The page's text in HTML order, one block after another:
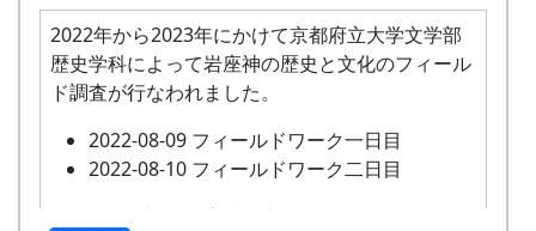
応募
棚田保全に関心のある方はどなたでも
応募できます
イベントのときに来て下さい
ただし、スタンプを置いている岩座神の公会堂は
ふだんは閉まっていますので、いつ来てもスタン
プを押せるわけではありません。
毎月第2日曜日の「ふれあいカフェ」や、10月20
時においでください。
2022年から2023年にかけて京都府立大学文学部
歴史学科によって岩座神の歴史と文化のフィール
ド調査が行なわれました。
2022-08-09 フィールドワーク一日目
2022-08-10 フィールドワーク二日目
このたび、調査報告書が上梓されたのを記念し